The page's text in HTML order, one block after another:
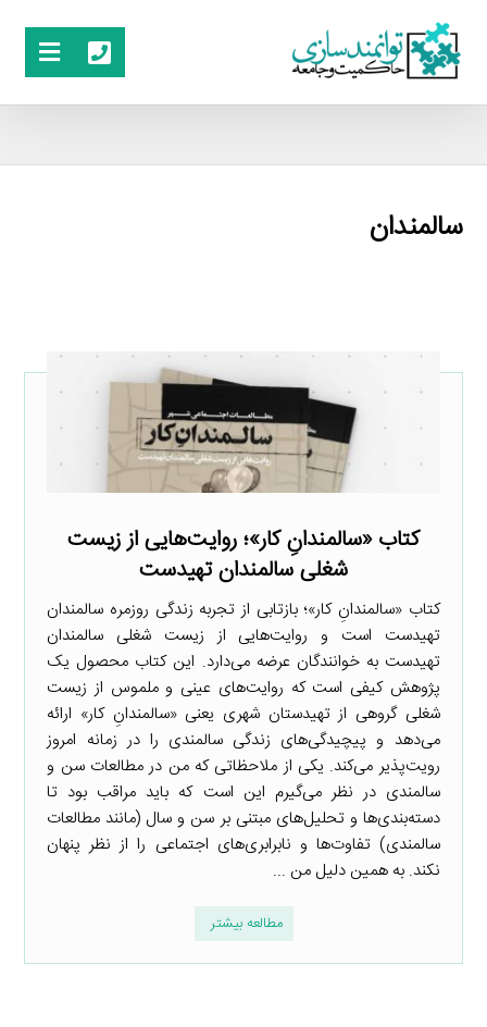
سالمندان
کتاب «سالمندانِ کار»؛ روایت‌هایی از زیست
شغلی سالمندان تهیدست
کتاب «سالمندانِ کار»؛ بازتابی از تجربه زندگی روزمره سالمندان
تهیدست است و روایت‌هایی از زیست شغلی سالمندان
تهیدست به خوانندگان عرضه می‌دارد. این کتاب محصول یک
پژوهش کیفی است که روایت‌های عینی و ملموس از زیست
شغلی گروهی از تهیدستان شهری یعنی «سالمندانِ کار» ارائه
می‌دهد و پیچیدگی‌های زندگی سالمندی را در زمانه امروز
رویت‌پذیر می‌کند. یکی از ملاحظاتی که من در مطالعات سن و
سالمندی در نظر می‌گیرم این است که باید مراقب بود تا
دسته‌بندی‌ها و تحلیل‌های مبتنی بر سن و سال (مانند مطالعات
سالمندی) تفاوت‌ها و نابرابری‌های اجتماعی را از نظر پنهان
نکند. به همین دلیل من ...
مطالعه بیشتر